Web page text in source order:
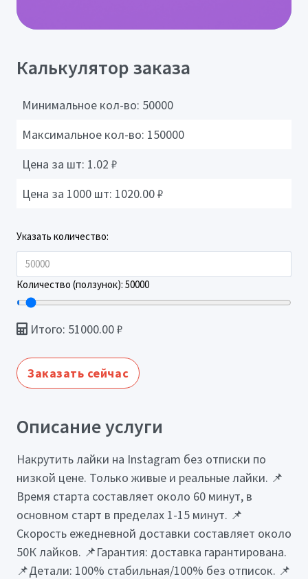
Калькулятор заказа
Минимальное кол-во: 50000
Максимальное кол-во: 150000
Цена за шт: 1.02 ₽
Цена за 1000 шт: 1020.00₽
Указать количество:
Количество (ползунок): 50000
Итого: 51000.00₽
Заказать сейчас
Описание услуги
Накрутить лайки на Instagram без отписки по
низкой цене. Только живые и реальные лайки. 📌
Время старта составляет около 60 минут, в
основном старт в пределах 1-15 минут. 📌
Скорость ежедневной доставки составляет около
50К лайков. 📌Гарантия: доставка гарантирована.
📌Детали: 100% стабильная/100% без отписок. 📌